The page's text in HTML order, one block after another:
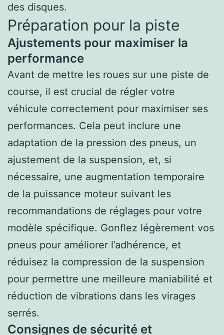
des disques.
Préparation pour la piste
Ajustements pour maximiser la
performance
Avant de mettre les roues sur une piste de
course, il est crucial de régler votre
véhicule correctement pour maximiser ses
performances. Cela peut inclure une
adaptation de la pression des pneus, un
ajustement de la suspension, et, si
nécessaire, une augmentation temporaire
de la puissance moteur suivant les
recommandations de réglages pour votre
modèle spécifique. Gonflez légèrement vos
pneus pour améliorer l’adhérence, et
réduisez la compression de la suspension
pour permettre une meilleure maniabilité et
réduction de vibrations dans les virages
serrés.
Consignes de sécurité et